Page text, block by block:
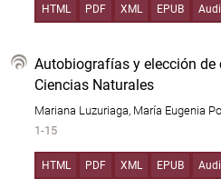
HTML PDF XML EPUB
Autobiografías y elección de
Ciencias Naturales
Mariana Luzuriaga, María Eugenia
1-15
HTML PDF XML EPUB